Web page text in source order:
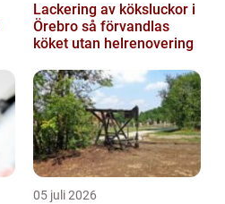
Lackering av köksluckor i
Örebro så förvandlas
köket utan helrenovering
05 juli 2026